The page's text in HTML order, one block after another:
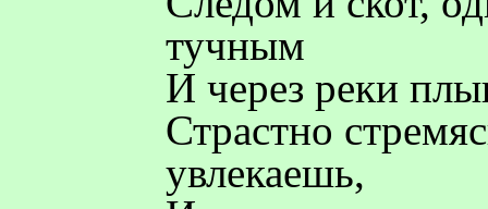
тучным
И через реки
Страстно
увлекаешь,